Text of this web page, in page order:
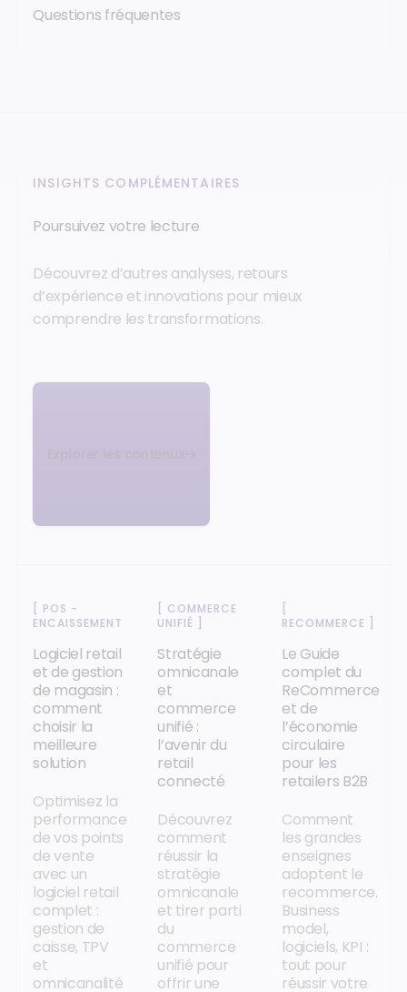
Questions fréquentes
INSIGHTS COMPLÉMENTAIRES
Poursuivez votre lecture
Découvrez d’autres analyses, retours
d’expérience et innovations pour mieux
comprendre les transformations.
Explorer les contenus
POS -
ENCAISSEMENT
Logiciel retail
et de gestion
de magasin :
comment
choisir la
meilleure
solution
Optimisez la
performance
de vos points
de vente
avec un
logiciel retail
complet :
gestion de
caisse, TPV
et
omnicanalité
COMMERCE
UNIFIÉ
Stratégie
omnicanale
et
commerce
unifié :
l’avenir du
retail
connecté
Découvrez
comment
réussir la
stratégie
omnicanale
et tirer parti
du
commerce
unifié pour
offrir une
RECOMMERCE
Le Guide
complet du
ReCommerce
et de
l’économie
circulaire
pour les
retailers B2B
Comment
les grandes
enseignes
adoptent le
recommerce.
Business
model,
logiciels, KPI :
tout pour
réussir votre